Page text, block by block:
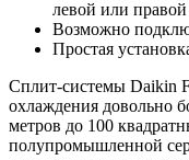
левой или
Возможно
Простая
Сплит-системы Daikin
охлаждения довольно
метров до 100
полупромышленной